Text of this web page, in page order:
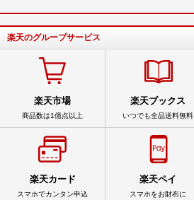
楽天のグループサービス
楽天市場
商品数は1億点以上
楽天ブックス
いつでも全品送料無料
楽天カード
スマホでカンタン申込
楽天ペイ
スマホをお財布に